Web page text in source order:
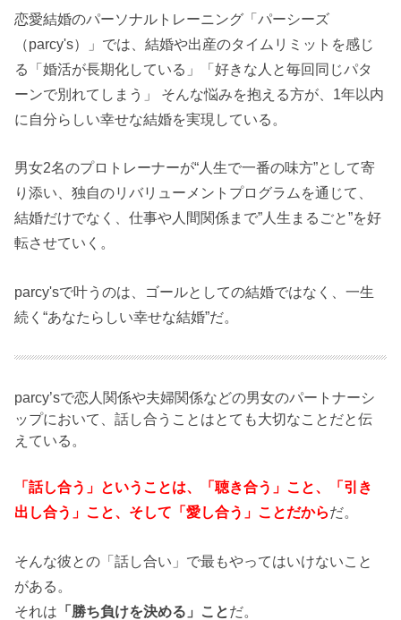
恋愛結婚のパーソナルトレーニング「パーシーズ
（parcy's）」では、結婚や出産のタイムリミットを感じ
る「婚活が長期化している」「好きな人と毎回同じパタ
ーンで別れてしまう」 そんな悩みを抱える方が、1年以内
に自分らしい幸せな結婚を実現している。
男女2名のプロトレーナーが“人生で一番の味方”として寄
り添い、独自のリバリューメントプログラムを通じて、
結婚だけでなく、仕事や人間関係まで”人生まるごと”を好
転させていく。
parcy'sで叶うのは、ゴールとしての結婚ではなく、一生
続く“あなたらしい幸せな結婚”だ。
parcy’sで恋人関係や夫婦関係などの男女のパートナーシ
ップにおいて、話し合うことはとても大切なことだと伝
えている。
「話し合う」ということは、「聴き合う」こと、「引き
出し合う」こと、そして「愛し合う」ことだからだ。
そんな彼との「話し合い」で最もやってはいけないこと
がある。
それは 「勝ち負けを決める」ことだ。